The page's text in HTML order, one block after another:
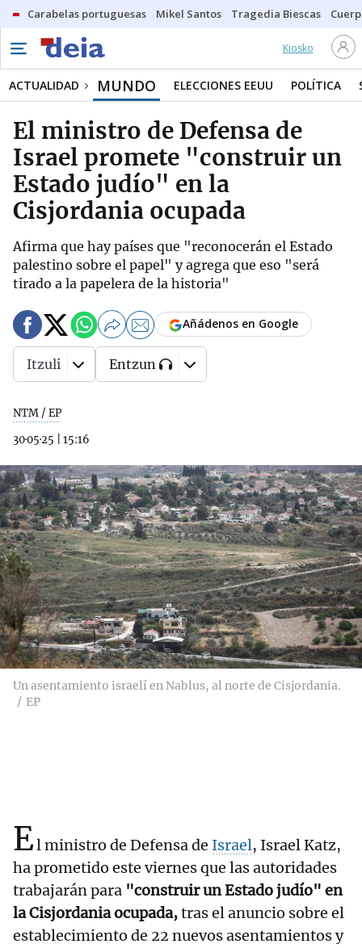
Carabelas portuguesas Mikel Santos Tragedia Biescas
Kiosko
ACTUALIDAD MUNDO ELECCIONES EEUU POLÍTICA
El ministro de Defensa de
Israel promete "construir un
Estado judío" en la
Cisjordania ocupada
Afirma que hay países que "reconocerán el Estado
palestino sobre el papel" y agrega que eso "será
tirado a la papelera de la historia"
NTM / EP
30·05·25
15:16
Añádenos en Google
Itzuli Entzun
Un asentamiento israelí en Nablus, al norte de Cisjordania.
EP
El ministro de Defensa de Israel, Israel Katz,
ha prometido este viernes que las autoridades
trabajarán para "construir un Estado judío" en
la Cisjordania ocupada,tras el anuncio sobre el
establecimiento de 22 nuevos asentamientos y